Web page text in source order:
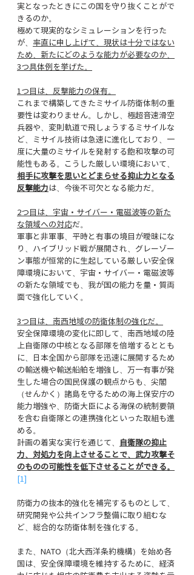
実となったときにこの国を守り抜くことがで
きるのか。
極めて現実的なシミュレーションを行った
が、 率直に申し上げて、現状は十分ではない
ため、新たにどのような能力が必要なのか、
3つ具体例を挙げた。
1つ目は、反撃能力の保有。
これまで構築してきたミサイル防衛体制の重
要性は変わりません。しかし、極超音速滑空
兵器や、変則軌道で飛しょうするミサイルな
ど、ミサイル技術は急速に進化しており、一
度に大量のミサイルを発射する飽和攻撃の可
能性もある。こうした厳しい環境において、
相手に攻撃を思いとどまらせる抑止力となる
反撃能力は、今後不可欠となる能力だ。
2つ目は、宇宙・サイバー・電磁波等の新た
な領域への対応だ。
軍事と非軍事、平時と有事の境目が曖昧にな
り、ハイブリッド戦が展開され、グレーゾー
ン事態が恒常的に生起している厳しい安全保
障環境において、宇宙・サイバー・電磁波等
の新たな領域でも、我が国の能力を量・質両
面で強化していく。
3つ目は、南西地域の防衛体制の強化だ。
安全保障環境の変化に即して、南西地域の陸
上自衛隊の中核となる部隊を倍増するととも
に、日本全国から部隊を迅速に展開するため
の輸送機や輸送船舶を増強し、万一有事が発
生した場合の国民保護の観点からも、尖閣
（せんかく）諸島を守るための海上保安庁の
能力増強や、防衛大臣による海保の統制要領
を含む自衛隊との連携強化といった取組も進
める。
計画の着実な実行を通じて、
自衛隊の抑止
力、対処力を向上させることで、武力攻撃そ
のものの可能性を低下させることができる。
[1]
防衛力の抜本的強化を補完するものとして、
研究開発や公共インフラ整備に取り組むな
ど、総合的な防衛体制を強化する。
また、NATO（北大西洋条約機構）を始め各
国は、安全保障環境を維持するために、経済